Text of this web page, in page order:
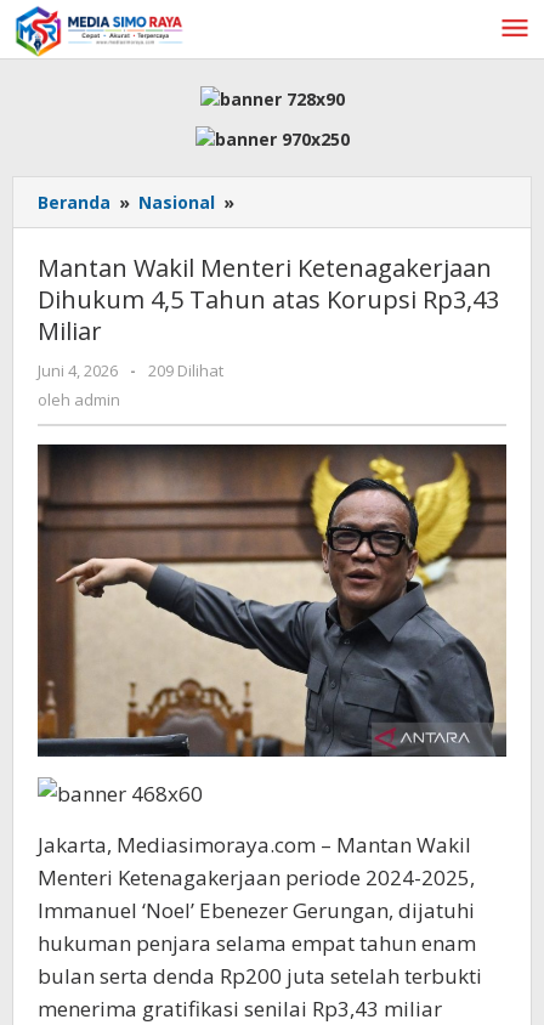
Lewati
ke
konten
Beranda » Nasional »
Wakil
Ketenagakerjaan
Dihukum
Rp3,43
Miliar
Mantan Wakil Menteri Ketenagakerjaan
Dihukum 4,5 Tahun atas Korupsi Rp3,43
Miliar
Juni 4, 2026
oleh
-
209 Dilihat
oleh admin
Jakarta, Mediasimoraya.com – Mantan Wakil
Menteri Ketenagakerjaan periode 2024-2025,
Immanuel ‘Noel’ Ebenezer Gerungan, dijatuhi
hukuman penjara selama empat tahun enam
bulan serta denda Rp200 juta setelah terbukti
menerima gratifikasi senilai Rp3,43 miliar